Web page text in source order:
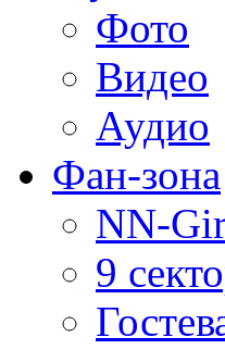
Фото
Видео
Аудио
Фан-зона
NN-
9